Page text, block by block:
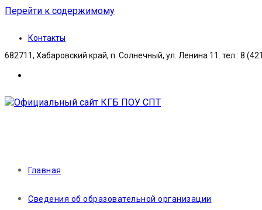
Перейти к содержимому
Контакты
682711, Хабаровский край, п. Солнечный, ул. Ленина 11. тел.: 8
Главная
Сведения об образовательной организации